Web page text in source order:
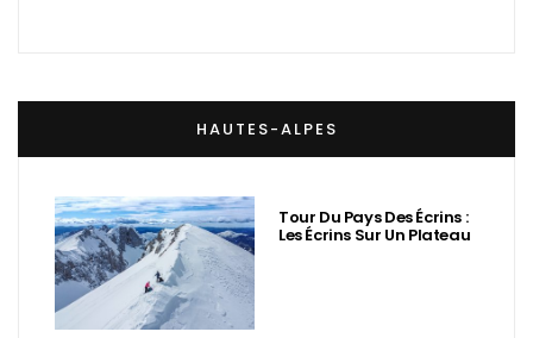
HAUTES-ALPES
Tour Du Pays Des Écrins :
Les Écrins Sur Un Plateau